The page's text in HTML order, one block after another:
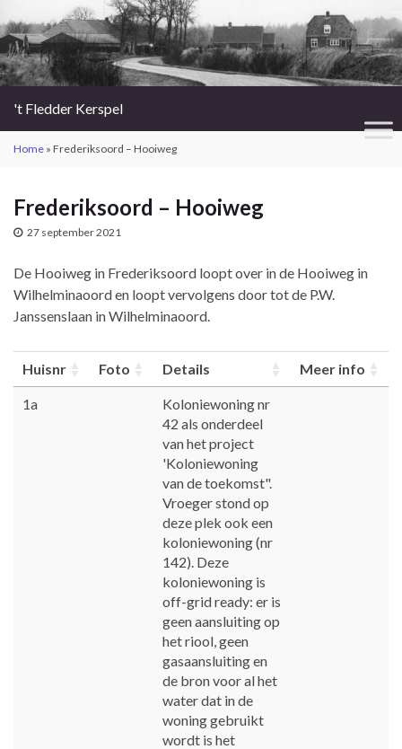
't Fledder Kerspel
Home » Frederiksoord – Hooiweg
Frederiksoord – Hooiweg
27 september 2021
De Hooiweg in Frederiksoord loopt over in de Hooiweg in
Wilhelminaoord en loopt vervolgens door tot de P.W.
Janssenslaan in Wilhelminaoord.
Huisnr Foto Details Meer info
1a
Koloniewoning nr
42 als onderdeel
van het project
'Koloniewoning
van de toekomst".
Vroeger stond op
deze plek ook een
koloniewoning (nr
142). Deze
koloniewoning is
off-grid ready: er is
geen aansluiting op
het riool, geen
gasaansluiting en
de bron voor al het
water dat in de
woning gebruikt
wordt is het